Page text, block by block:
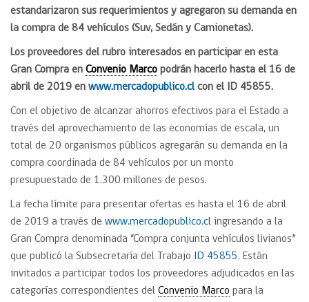
estandarizaron sus requerimientos y agregaron su demanda en
la compra de 84 vehículos (Suv, Sedán y Camionetas).
Los proveedores del rubro interesados en participar en esta
Gran Compra en Convenio Marco podrán hacerlo hasta el 16 de
abril de 2019 en www.mercadopublico.clcon el ID 45855.
Con el objetivo de alcanzar ahorros efectivos para el Estado a
través del aprovechamiento de las economías de escala, un
total de 20 organismos públicos agregarán su demanda en la
compra coordinada de 84 vehículos por un monto
presupuestado de 1.300 millones de pesos.
La fecha límite para presentar ofertas es hasta el 16 de abril
de 2019 a través de www.mercadopublico.cl ingresando a la
Gran Compra denominada “Compra conjunta vehículos livianos”
que publicó la Subsecretaría del Trabajo
ID 45855. Están
invitados a participar todos los proveedores adjudicados en las
categorías correspondientes del Convenio Marco para la